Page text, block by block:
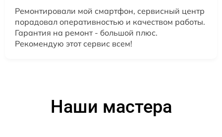
Ремонтировали мой смартфон, сервисный центр
порадовал оперативностью и качеством работы.
Гарантия на ремонт - большой плюс.
Рекомендую этот сервис всем!
Наши мастера